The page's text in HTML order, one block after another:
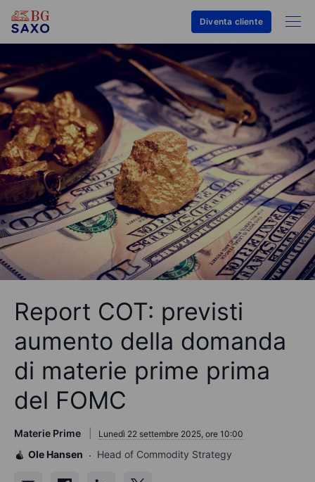
Diventa cliente
Report COT: previsti
aumento della domanda
di materie prime prima
del FOMC
Materie Prime Lunedì 22 settembre 2025, ore 10:00
Ole Hansen Head of Commodity Strategy